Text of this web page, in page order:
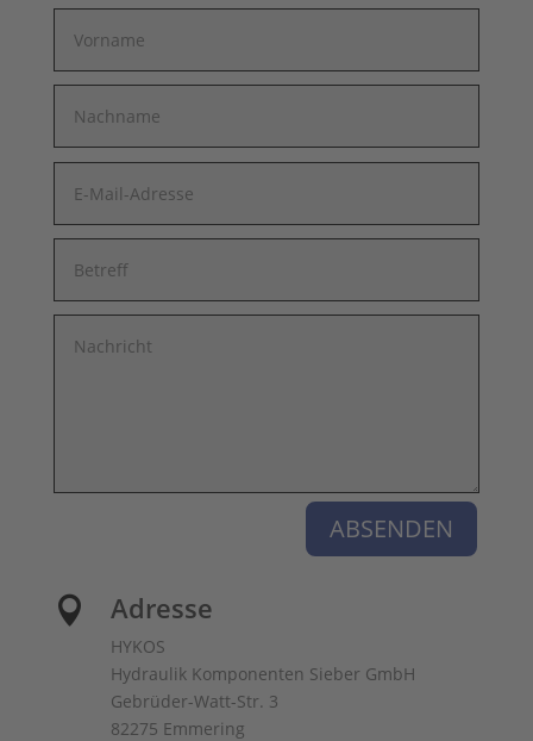
ABSENDEN
 Adresse
HYKOS
Hydraulik Komponenten Sieber GmbH
Gebrüder-Watt-Str. 3
82275 Emmering